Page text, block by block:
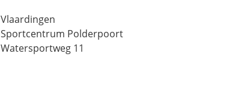
Vlaardingen
Sportcentrum Polderpoort
Watersportweg 11